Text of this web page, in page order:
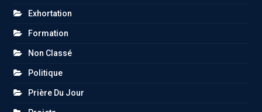
Exhortation
Formation
Non Classé
Politique
Prière Du Jour